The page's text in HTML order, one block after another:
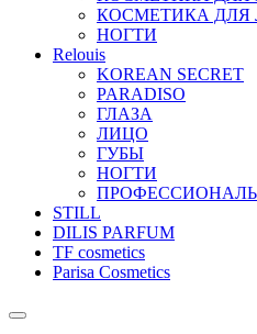
КОСМЕТИКА ДЛЯ
НОГТИ
Relouis
KOREAN SECRET
PARADISO
ГЛАЗА
ЛИЦО
ГУБЫ
НОГТИ
STILL
DILIS PARFUM
TF cosmetics
Parisa Cosmetics
Catalog